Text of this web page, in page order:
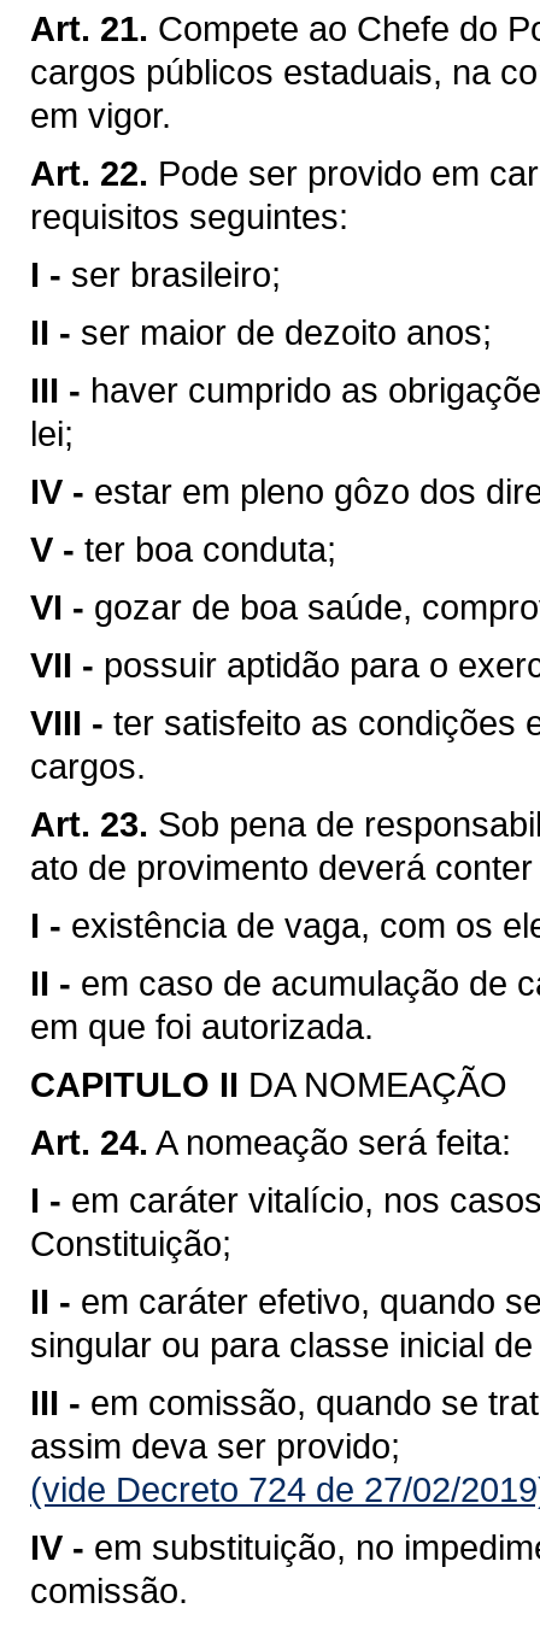
Art. 21. Compete ao Chefe do
cargos públicos estaduais, na
em vigor.
Art. 22. Pode ser provido em
requisitos seguintes:
I - ser brasileiro;
II - ser maior de dezoito anos;
III - haver cumprido as
lei;
IV - estar em pleno gôzo dos
V - ter boa conduta;
VI - gozar de boa saúde,
VII - possuir aptidão para o
VIII - ter satisfeito as condições
cargos.
Art. 23. Sob pena de
ato de provimento deverá
I - existência de vaga, com os
II - em caso de acumulação de
em que foi autorizada.
CAPITULO II DA NOMEAÇÃO
Art. 24. A nomeação será feita:
I - em caráter vitalício, nos
Constituição;
II - em caráter efetivo, quando
singular ou para classe inicial
III - em comissão, quando se
assim deva ser provido;
(vide Decreto 724 de 27/02/
IV - em substituição, no
comissão.